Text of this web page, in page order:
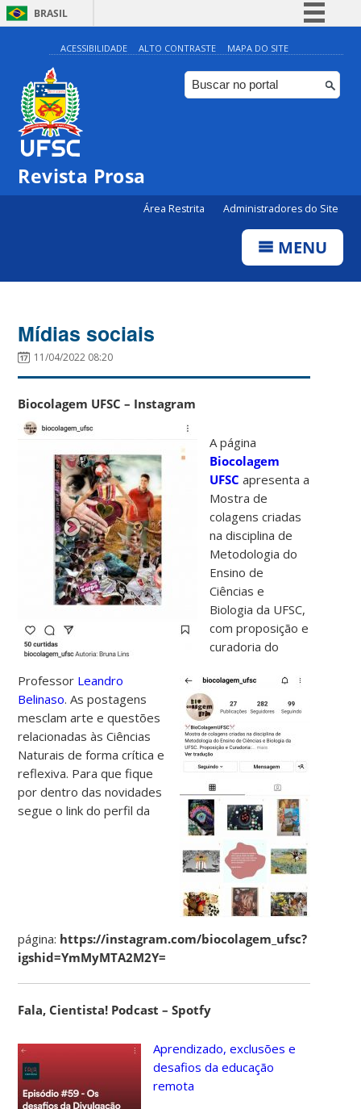
BRASIL
Simplifique!
Comunica BR
Participe
ACESSIBILIDADE ALTO CONTRASTE MAPA DO SITE
Revista Prosa
Área Restrita Administradores do Site
MENU
Mídias sociais
11/04/2022 08:20
Biocolagem UFSC – Instagram
A página
Biocolagem
UFSC apresenta a
Mostra de
colagens criadas
na disciplina de
Metodologia do
Ensino de
Ciências e
Biologia da UFSC,
com proposição e
curadoria do
Professor Leandro
Belinaso. As postagens
mesclam arte e questões
relacionadas às Ciências
Naturais de forma crítica e
reflexiva. Para que fique
por dentro das novidades
segue o link do perfil da
página: https://instagram.com/biocolagem_ufsc?
igshid=YmMyMTA2M2Y=
Fala, Cientista! Podcast – Spotfy
Aprendizado, exclusões e
desafios da educação
remota